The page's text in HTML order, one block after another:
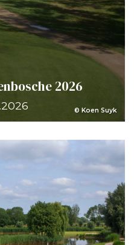
© Koen Suyk
2026